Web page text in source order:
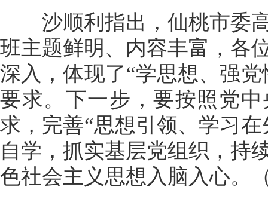
沙顺利指出，仙桃市委高
班主题鲜明、内容丰富，各
深入，体现了“学思想、强
要求。下一步，要按照党
求，完善“思想引领、学习
自学，抓实基层党组织，持
色社会主义思想入脑入心。